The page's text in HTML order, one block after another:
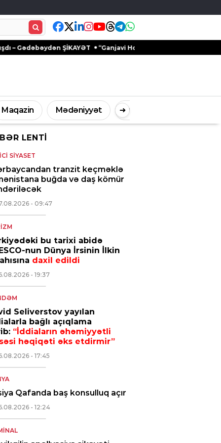
“Ganjavi Holding” jurnalistləri peşə bayramı
Maqazin Mədəniyyət Digər
➜
LENTI
SIYASET
tranzit keçməklə
buğda və daş kömür
- 09:47
bu tarixi abidə
nun Dünya İrsinin İlkin
daxil edildi
- 19:37
Seliverstov yayılan
bağlı açıqlama
“İddiaların əhəmiyyətli
həqiqəti əks etdirmir”
- 17:45
Qafanda baş konsulluq açır
- 12:24